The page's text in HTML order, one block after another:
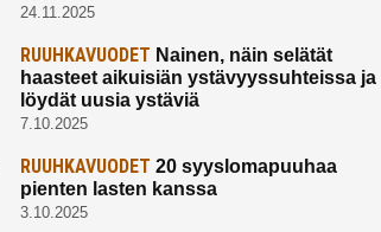
24.11.2025
RUUHKAVUODET Nainen, näin selätät
haasteet aikuisiän ystävyyssuhteissa ja
löydät uusia ystäviä
7.10.2025
RUUHKAVUODET 20 syyslomapuuhaa
pienten lasten kanssa
3.10.2025